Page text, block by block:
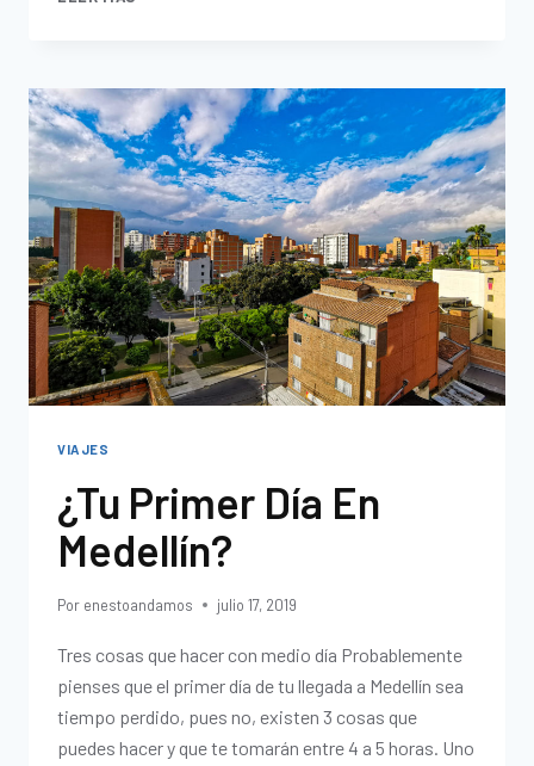
VIAJES
¿Tu Primer Día En
Medellín?
Por enestoandamos julio 17, 2019
Tres cosas que hacer con medio día Probablemente
pienses que el primer día de tu llegada a Medellín sea
tiempo perdido, pues no, existen 3 cosas que
puedes hacer y que te tomarán entre 4 a 5 horas. Uno